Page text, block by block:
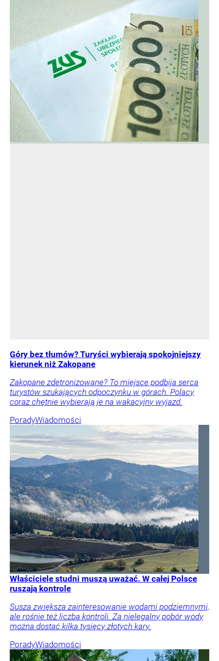
Góry bez tłumów? Turyści wybierają spokojniejszy
kierunek niż Zakopane
Zakopane zdetronizowane? To miejsce podbija serca
turystów szukających odpoczynku w górach. Polacy
coraz chętnie wybierają je na wakacyjny wyjazd.
PoradyWiadomości
Właściciele studni muszą uważać. W całej Polsce
ruszają kontrole
Susza zwiększa zainteresowanie wodami podziemnymi,
ale rośnie też liczba kontroli. Za nielegalny pobór wody
można dostać kilka tysięcy złotych kary.
PoradyWiadomości